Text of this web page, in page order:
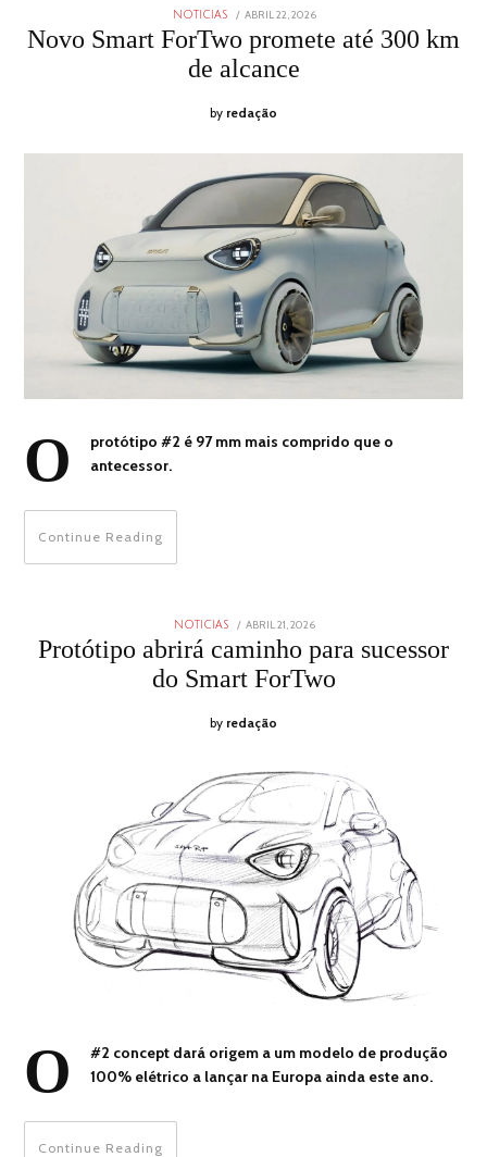
NOTICIAS
POSTED
ABRIL 22, 2026
22,
2026
Novo Smart ForTwo promete até 300 km
de alcance
by redação
O
protótipo #2 é 97 mm mais comprido que o
antecessor.
Continue Reading
NOTICIAS
POSTED
ON
ABRIL 21, 2026
2026
Protótipo abrirá caminho para sucessor
do Smart ForTwo
by redação
O
#2 concept dará origem a um modelo de produção
100% elétrico a lançar na Europa ainda este ano.
Continue Reading